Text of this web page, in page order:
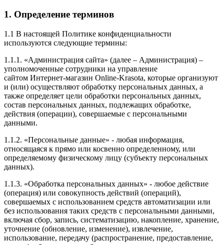
1. Определение терминов
1.1 В настоящей Политике конфиденциальности
используются следующие термины:
1.1.1. «Администрация сайта» (далее – Администрация) –
уполномоченные сотрудники на управление
сайтом Интернет-магазин Online-Krasota, которые организуют
и (или) осуществляют обработку персональных данных, а
также определяет цели обработки персональных данных,
состав персональных данных, подлежащих обработке,
действия (операции), совершаемые с персональными
данными.
1.1.2. «Персональные данные» - любая информация,
относящаяся к прямо или косвенно определенному, или
определяемому физическому лицу (субъекту персональных
данных).
1.1.3. «Обработка персональных данных» - любое действие
(операция) или совокупность действий (операций),
совершаемых с использованием средств автоматизации или
без использования таких средств с персональными данными,
включая сбор, запись, систематизацию, накопление, хранение,
уточнение (обновление, изменение), извлечение,
использование, передачу (распространение, предоставление,